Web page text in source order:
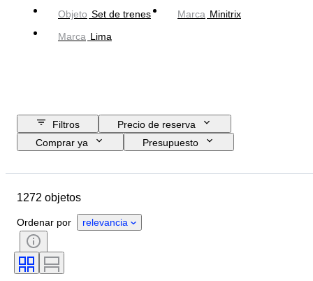
Objeto Set de trenes Marca Minitrix
Marca Lima
Filtros
Precio de reserva
Comprar ya
Presupuesto
País de origen
Accesorios
Color
Escala
Fuente de alimentación
Empresa ferroviaria
1272 objetos
Ordenar por relevancia